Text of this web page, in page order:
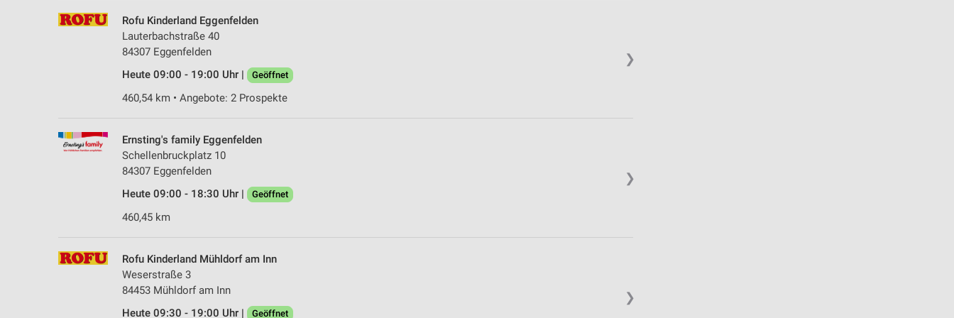
❯
Rofu Kinderland Eggenfelden
Lauterbachstraße 40
84307 Eggenfelden
Heute 09:00 - 19:00 Uhr |
Geöffnet
460,54 km • Angebote: 2 Prospekte
❯
Ernsting's family Eggenfelden
Schellenbruckplatz 10
84307 Eggenfelden
Heute 09:00 - 18:30 Uhr |
Geöffnet
460,45 km
❯
Rofu Kinderland Mühldorf am Inn
Weserstraße 3
84453 Mühldorf am Inn
Heute 09:30 - 19:00 Uhr |
Geöffnet